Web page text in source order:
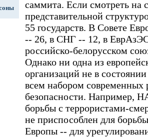
саммита. Если смотреть на
представительной
55 государств. В Совете
-- 26, в СНГ -- 12, в
российско-белорусском
Однако ни одна из
организаций не в
всем набором современных
безопасности. Например,
борьбы с террористами-
не приспособлен для
Европы -- для